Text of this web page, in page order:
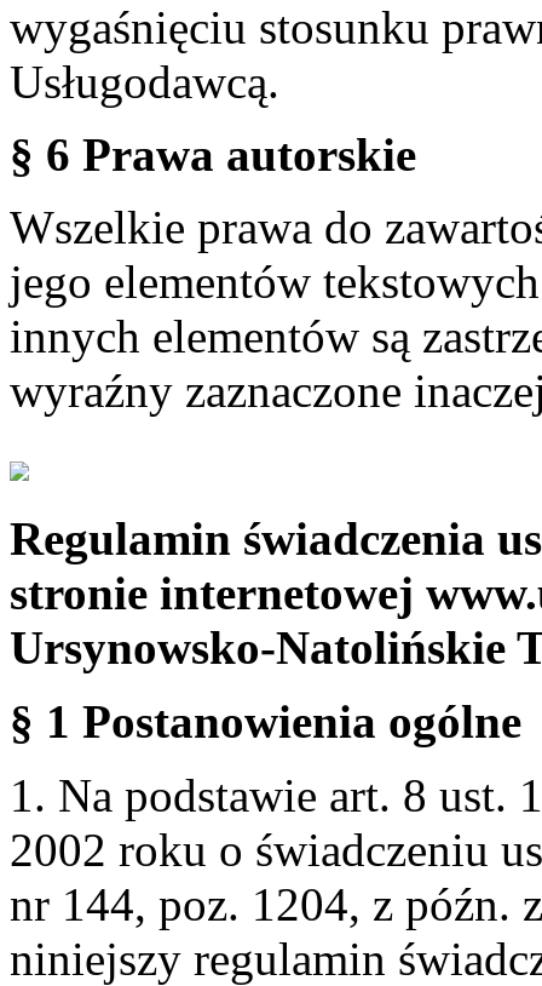
wygaśnięciu stosunku
Usługodawcą.
§ 6 Prawa autorskie
Wszelkie prawa do
jego elementów
innych elementów są
wyraźny zaznaczone
Regulamin świadczenia
stronie internetowej
Ursynowsko-Natolińskie
§ 1 Postanowienia ogólne
1. Na podstawie art. 8 ust.
2002 roku o świadczeniu
nr 144, poz. 1204, z późn.
niniejszy regulamin